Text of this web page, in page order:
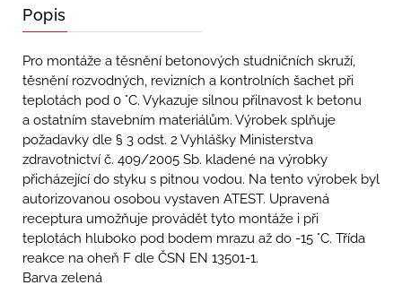
Popis
Pro montáže a těsnění betonových studničních skruží,
těsnění rozvodných, revizních a kontrolních šachet při
teplotách pod 0 °C. Vykazuje silnou přilnavost k betonu
a ostatním stavebním materiálům. Výrobek splňuje
požadavky dle § 3 odst. 2 Vyhlášky Ministerstva
zdravotnictví č. 409/2005 Sb. kladené na výrobky
přicházející do styku s pitnou vodou. Na tento výrobek byl
autorizovanou osobou vystaven ATEST. Upravená
receptura umožňuje provádět tyto montáže i při
teplotách hluboko pod bodem mrazu až do -15 °C. Třída
reakce na oheň F dle ČSN EN 13501-1.
Barva zelená